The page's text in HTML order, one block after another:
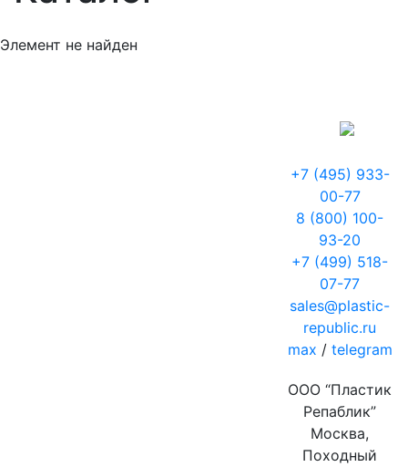
Элемент не найден
+7 (495) 933-
00-77
8 (800) 100-
93-20
+7 (499) 518-
07-77
sales@plastic-
republic.ru
max / telegram
ООО “Пластик
Репаблик”
Москва,
Походный